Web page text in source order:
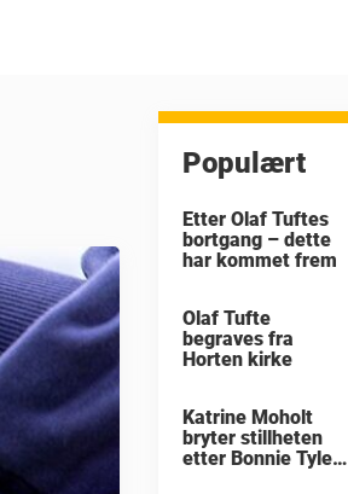
Populært
Etter Olaf Tuftes
bortgang – dette
har kommet frem
Olaf Tufte
begraves fra
Horten kirke
Katrine Moholt
bryter stillheten
etter Bonnie Tylers